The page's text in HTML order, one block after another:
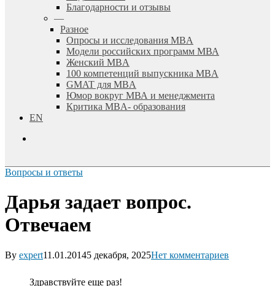
Благодарности и отзывы
—
Разное
Опросы и исследования MBA
Модели российских программ МВА
Женский MBA
100 компетенций выпускника MBA
GMAT для MBA
Юмор вокруг МВА и менеджмента
Критика MBA- образования
EN
Вопросы и ответы
Дарья задает вопрос.
Отвечаем
By expert11.01.20145 декабря, 2025Нет комментариев
Здравствуйте еще раз!